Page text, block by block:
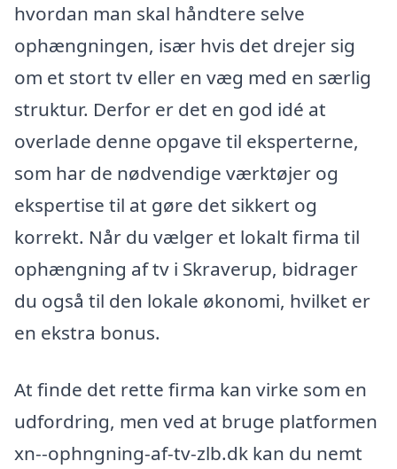
hvordan man skal håndtere selve
ophængningen, især hvis det drejer sig
om et stort tv eller en væg med en særlig
struktur. Derfor er det en god idé at
overlade denne opgave til eksperterne,
som har de nødvendige værktøjer og
ekspertise til at gøre det sikkert og
korrekt. Når du vælger et lokalt firma til
ophængning af tv i Skraverup, bidrager
du også til den lokale økonomi, hvilket er
en ekstra bonus.
At finde det rette firma kan virke som en
udfordring, men ved at bruge platformen
xn--ophngning-af-tv-zlb.dk kan du nemt